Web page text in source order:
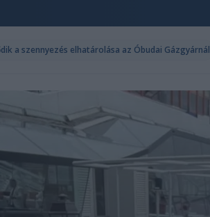
a szennyezés elhatárolása az Óbudai Gázgyárnál